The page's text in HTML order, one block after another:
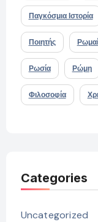
Παγκόσμια Ιστορία
Ποιητής
Ρωσία Ρώμη
Φιλοσοφία
Categories
Uncategorized